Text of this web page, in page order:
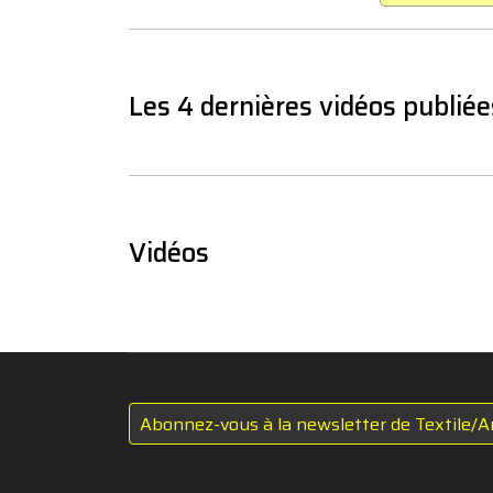
Les 4 dernières vidéos
Vidéos
Abonnez-vous à la newsletter de Textile/